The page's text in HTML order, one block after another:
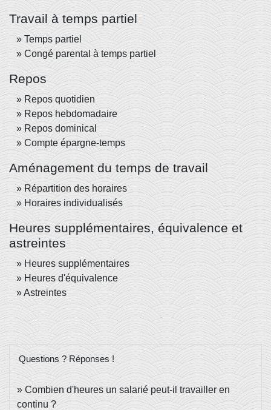
Travail à temps partiel
Temps partiel
Congé parental à temps partiel
Repos
Repos quotidien
Repos hebdomadaire
Repos dominical
Compte épargne-temps
Aménagement du temps de travail
Répartition des horaires
Horaires individualisés
Heures supplémentaires, équivalence et
astreintes
Heures supplémentaires
Heures d'équivalence
Astreintes
Questions ? Réponses !
Combien d'heures un salarié peut-il travailler en
continu ?